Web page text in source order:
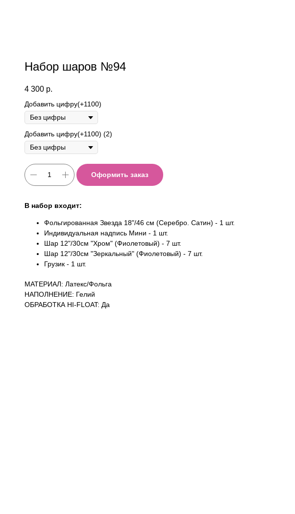
Набор шаров №94
4 300 р.
Добавить цифру(+1100)
Добавить цифру(+1100) (2)
Оформить заказ
В набор входит:
Фольгированная Звезда 18"/46 см (Серебро. Сатин) - 1 шт.
Индивидуальная надпись Мини - 1 шт.
Шар 12"/30см "Хром" (Фиолетовый) - 7 шт.
Шар 12"/30см "Зеркальный" (Фиолетовый) - 7 шт.
Грузик - 1 шт.
МАТЕРИАЛ: Латекс/Фольга
НАПОЛНЕНИЕ: Гелий
ОБРАБОТКА HI-FLOAT: Да